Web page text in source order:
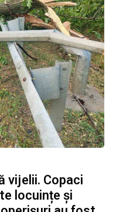
vijelii. Copaci
locuințe și